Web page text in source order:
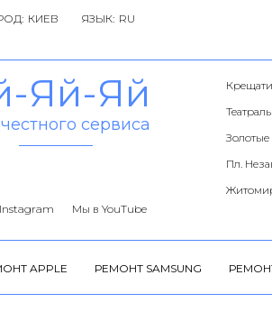
ЯЗЫК:
Яй-Яй
сервиса
Мы в YouTube
Золотые
Пл.
APPLE РЕМОНТ SAMSUNG